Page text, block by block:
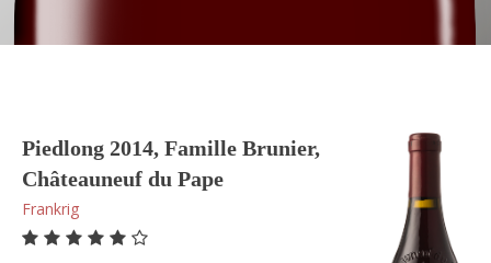
Piedlong 2014, Famille Brunier,
Châteauneuf du Pape
Frankrig